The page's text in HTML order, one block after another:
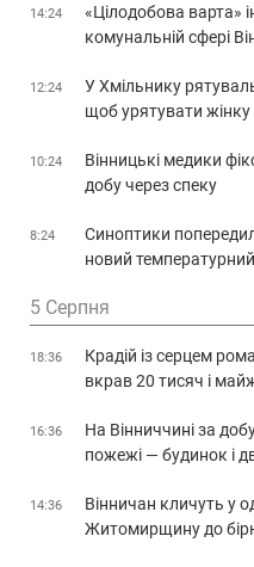
14:24
«Цілодобова варта»
комунальній сфері
12:24
У Хмільнику
щоб урятувати жінку
10:24
Вінницькі медики
добу через спеку
8:24
Синоптики
новий
5 Серпня
18:36
Крадій із серцем
вкрав 20 тисяч і
16:36
На Вінниччині за
пожежі — будинок і
14:36
Вінничан кличуть у
Житомирщину до